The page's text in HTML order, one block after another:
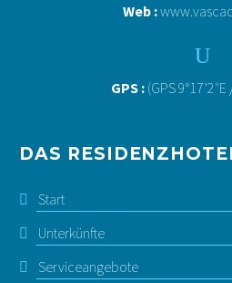
Web :
U
U
GPS : (GPS
DAS
Start
Unterkünfte
Serviceangebote